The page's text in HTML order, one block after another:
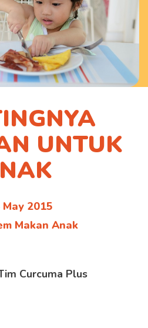
UNTUK
May 2015
Makan Anak
Curcuma Plus